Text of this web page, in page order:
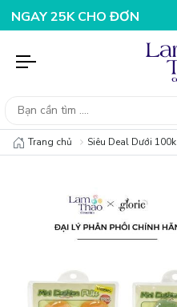
ĐƠN HÀNG 199K
Trang chủ Siêu Deal Dưới 100k